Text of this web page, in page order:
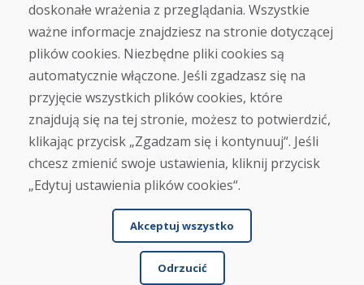
Zakup
Sklep internetowy
Warunki handlowe
Transport
Zapłata
Skarga
Zwrot i wymiana towaru
Ochrona danych osobowych
Cookies
doskonałe wrażenia z przeglądania. Wszystkie
ważne informacje znajdziesz na stronie dotyczącej
plików cookies. Niezbędne pliki cookies są
automatycznie włączone. Jeśli zgadzasz się na
przyjęcie wszystkich plików cookies, które
znajdują się na tej stronie, możesz to potwierdzić,
klikając przycisk „Zgadzam się i kontynuuj“. Jeśli
chcesz zmienić swoje ustawienia, kliknij przycisk
„Edytuj ustawienia plików cookies“.
Akceptuj wszystko
Odrzucić